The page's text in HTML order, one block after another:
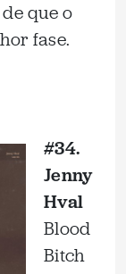
que o
fase.
#34.
Jenny
Hval
Blood
Bitch